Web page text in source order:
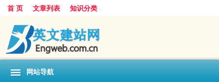
首 页 文章列表 知识分类
网站导航